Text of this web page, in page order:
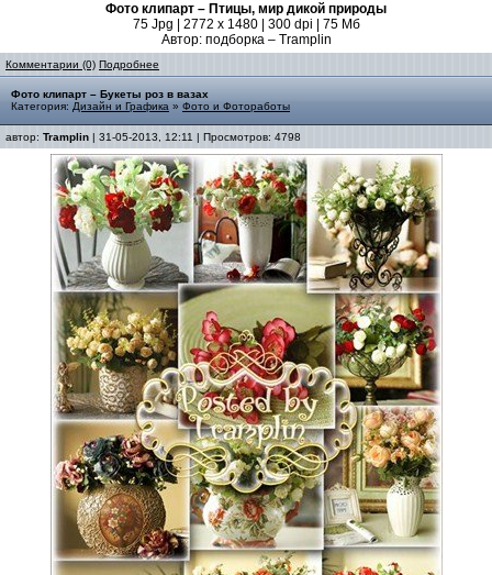
Фото клипарт – Птицы, мир дикой природы
75 Jpg | 2772 x 1480 | 300 dpi | 75 Мб
Автор: подборка – Tramplin
Комментарии (0) Подробнее
Фото клипарт – Букеты роз в вазах
Категория: Дизайн и Графика » Фото и Фотоработы
автор: Tramplin | 31-05-2013, 12:11 | Просмотров: 4798